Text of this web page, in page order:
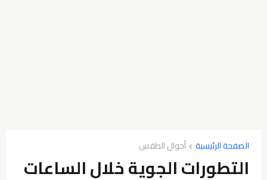
الصفحة الرئيسية أحوال الطقس
التطورات الجوية خلال الساعات